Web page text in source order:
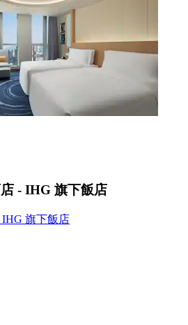
- IHG 旗下飯店
旗下飯店